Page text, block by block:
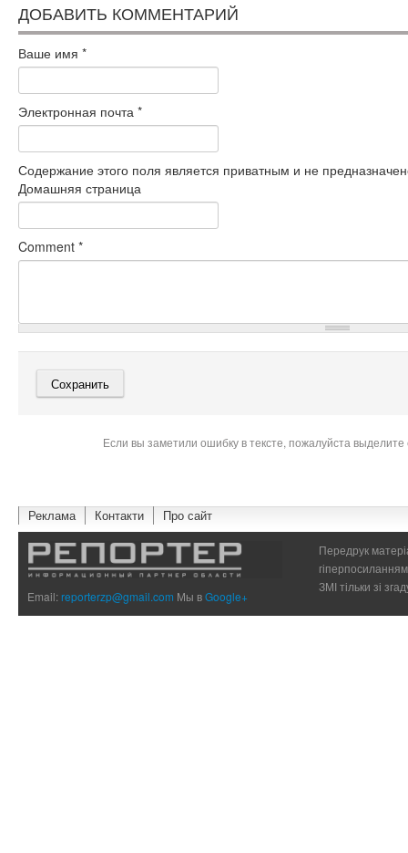
ДОБАВИТЬ КОММЕНТАРИЙ
Ваше имя *
Электронная почта *
Содержание этого поля является приватным и не
Домашняя страница
Comment *
Если вы заметили ошибку в тексте, пожалуйста
Реклама Контакти Про сайт
Email:reporterzp@gmail.com Мы вGoogle+
Передрук
ЗМІ тільки зі